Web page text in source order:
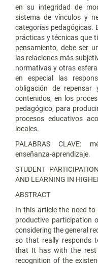
en su integridad de
sistema de vínculos y
categorías pedagógicas.
prácticas y técnicas que
pensamiento, debe ser
las relaciones más
normativas y otras
en especial las
obligación de
contenidos, en los
pedagógico, para
procesos educativos
locales.
PALABRAS CLAVE:
enseñanza-aprendizaje.
STUDENT
AND LEARNING IN
ABSTRACT
In this article the need
productive participation
considering the general
so that really responds
that It has with the rest
recognition of the